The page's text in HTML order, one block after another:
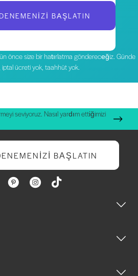
BAŞLATIN
önce size bir hatırlatma göndereceğiz. Günde
ücreti yok, taahhüt yok.
seviyoruz. Nasıl yardım ettiğimizi
BAŞLATIN